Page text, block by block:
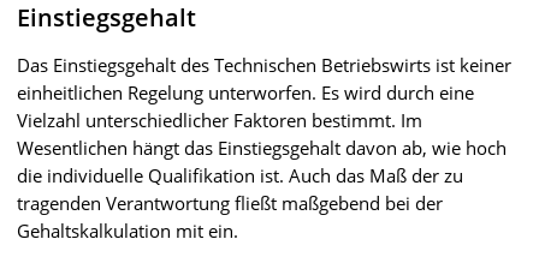
Einstiegsgehalt
Das Einstiegsgehalt des Technischen Betriebswirts ist keiner
einheitlichen Regelung unterworfen. Es wird durch eine
Vielzahl unterschiedlicher Faktoren bestimmt. Im
Wesentlichen hängt das Einstiegsgehalt davon ab, wie hoch
die individuelle Qualifikation ist. Auch das Maß der zu
tragenden Verantwortung fließt maßgebend bei der
Gehaltskalkulation mit ein.